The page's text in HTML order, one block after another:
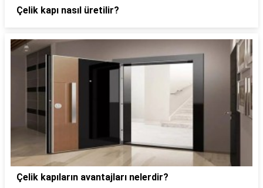
Çelik kapı nasıl üretilir?
Çelik kapıların avantajları nelerdir?